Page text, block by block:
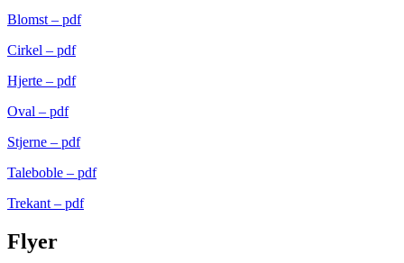
Blomst – pdf
Cirkel – pdf
Hjerte – pdf
Oval – pdf
Stjerne – pdf
Taleboble – pdf
Trekant – pdf
Flyer